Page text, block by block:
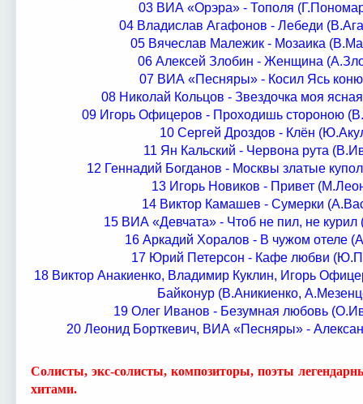
03 ВИА «Орэра» - Тополя
04 Владислав Агафонов - Лебеди
05 Вячеслав Малежик - Мозаика
06 Алексей Злобин - Женщина
07 ВИА «Песняры» - Косил Ясь
08 Николай Кольцов - Звездочка моя
09 Игорь Офицеров - Проходишь стороною
10 Сергей Дроздов - Клён
11 Ян Кальский - Червона рута
12 Геннадий Богданов - Москвы златые
13 Игорь Новиков - Привет
14 Виктор Камашев - Сумерки
15 ВИА «Девчата» - Чтоб не пил, не
16 Аркадий Хоралов - В чужом отеле
17 Юрий Петерсон - Кафе любви
18 Виктор Анакиенко, Владимир Куклин, Игорь
Байконур (В.Аникиенко,
19 Олег Иванов - Безумная любовь
20 Леонид Борткевич, ВИА «Песняры» -
Солисты, экс-солисты, композиторы, поэты
хитами.